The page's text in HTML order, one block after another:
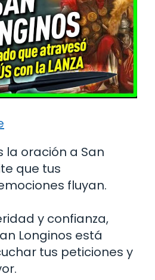
la oración a San
que tus
fluyan.
y confianza,
Longinos está
tus peticiones y